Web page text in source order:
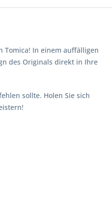
Tomica! In einem auffälligen
des Originals direkt in Ihre
sollte. Holen Sie sich